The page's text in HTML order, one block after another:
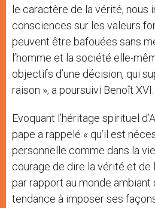
le caractère de la vérité, nous
consciences sur les valeurs
peuvent être bafouées sans
l’homme et la société elle-
objectifs d’une décision, qui
raison », a poursuivi Benoît XVI.
Evoquant l’héritage spirituel
pape a rappelé « qu’il est
personnelle comme dans la
courage de dire la vérité et de
par rapport au monde ambiant
tendance à imposer ses